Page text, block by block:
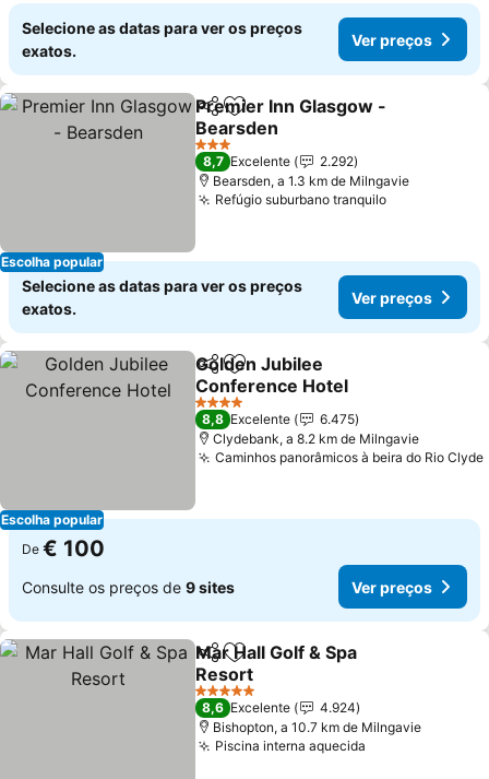
Selecione as datas para ver os preços
exatos.
Ver preços
Escolha popular
PartilharAdicionar aos favoritos
Premier Inn Glasgow -
Bearsden
3 Estrelas
8,7 Excelente
2.292
Bearsden, a 1.3 km de Milngavie
Refúgio suburbano tranquilo
Selecione as datas para ver os preços
exatos.
Ver preços
Escolha popular
PartilharAdicionar aos favoritos
Golden Jubilee
Conference Hotel
4 Estrelas
8,8 Excelente
6.475
Clydebank, a 8.2 km de Milngavie
Caminhos panorâmicos à beira do Rio Clyde
De € 100
Consulte os preços de 9 sites Ver preços
PartilharAdicionar aos favoritos
Mar Hall Golf & Spa
Resort
5 Estrelas
8,6 Excelente
4.924
Bishopton, a 10.7 km de Milngavie
Piscina interna aquecida